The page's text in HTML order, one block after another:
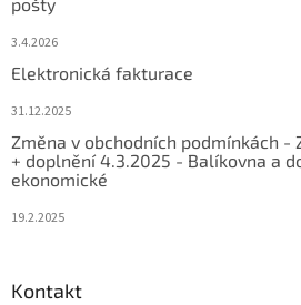
3.4.2026
Elektronická fakturace
31.12.2025
Změna v obchodních podmínkách -
+ doplnění 4.3.2025 - Balíkovna a
ekonomické
19.2.2025
Kontakt